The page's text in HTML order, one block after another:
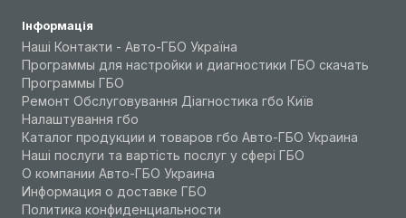
Інформація
Наші Контакти - Авто-ГБО Україна
Программы для настройки и диагностики ГБО скачать
Программы ГБО
Ремонт Обслуговування Діагностика гбо Київ
Налаштування гбо
Каталог продукции и товаров гбо Авто-ГБО Украина
Наші послуги та вартість послуг у сфері ГБО
О компании Авто-ГБО Украина
Информация о доставке ГБО
Политика конфиденциальности